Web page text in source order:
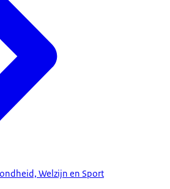
Welzijn en Sport